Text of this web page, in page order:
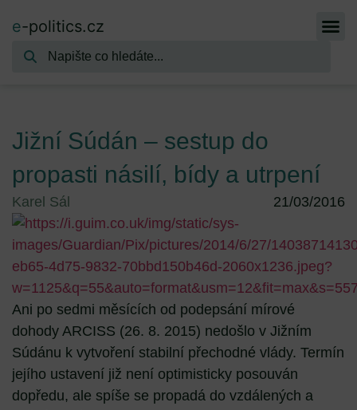
e-politics.cz
Jižní Súdán – sestup do
propasti násilí, bídy a utrpení
Karel Sál 21/03/2016
Ani po sedmi měsících od podepsání mírové
dohody ARCISS (26. 8. 2015) nedošlo v Jižním
Súdánu k vytvoření stabilní přechodné vlády. Termín
jejího ustavení již není optimisticky posouván
dopředu, ale spíše se propadá do vzdálených a